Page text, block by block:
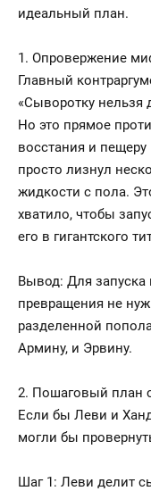
идеальный план.
1. Опровержение
Главный
«Сыворотку нельзя
Но это прямое
восстания и
просто лизнул
жидкости с пола.
хватило, чтобы
его в гигантского
Вывод: Для запуска
превращения не
разделенной
Армину, и Эрвину.
2. Пошаговый план
Если бы Леви и
могли бы
Шаг 1: Леви делит